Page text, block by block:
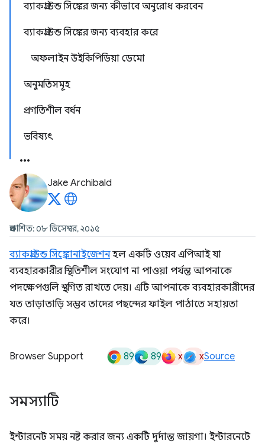
ব্যাকগ্রাউন্ড সিঙ্কের জন্য কীভাবে অনুরোধ করবেন
ব্যাকগ্রাউন্ড সিঙ্কের জন্য ব্যবহার করে
অফলাইন উইকিপিডিয়া ডেমো
অনুমতিসমূহ
প্রগতিশীল বর্ধন
ভবিষ্যৎ
Jake Archibald
প্রকাশিত: ০৮ ডিসেম্বর, ২০১৫
ব্যাকগ্রাউন্ড সিঙ্ক্রোনাইজেশনহল একটি ওয়েব এপিআই যা
ব্যবহারকারীর স্থিতিশীল সংযোগ না পাওয়া পর্যন্ত আপনাকে
পদক্ষেপগুলি স্থগিত রাখতে দেয়। এটি আপনাকে ব্যবহারকারীদের
যত তাড়াতাড়ি সম্ভব তাদের পছন্দের ফাইল পাঠাতে সহায়তা
করে।
Browser Support 89 89 x xSource
সমস্যাটি
ইন্টারনেট সময় নষ্ট করার জন্য একটি দুর্দান্ত জায়গা। ইন্টারনেটে